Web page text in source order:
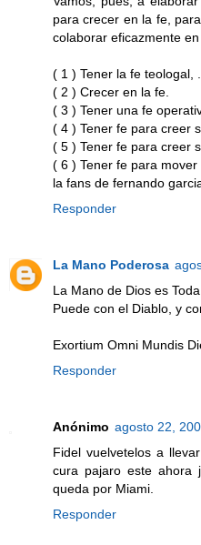
para crecer en la fe,
colaborar eficazmente
( 1 ) Tener la fe teologal, .
( 2 ) Crecer en la fe.
( 3 ) Tener una fe
( 4 ) Tener fe para creer
( 5 ) Tener fe para creer
( 6 ) Tener fe para mover
la fans de fernando
Responder
La Mano Poderosa
La Mano de Dios es
Puede con el Diablo, y
Exortium Omni Mundis
Responder
Anónimo agosto 22,
Fidel vuelvetelos a
cura pajaro este ahora
queda por Miami.
Responder